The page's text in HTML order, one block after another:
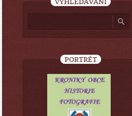
VYHLEDÁVÁNÍ
PORTRÉT